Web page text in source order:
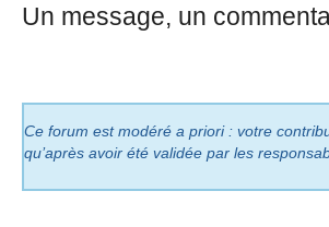
Un message, un
Ce forum est modéré a priori : votre
qu’après avoir été validée par les